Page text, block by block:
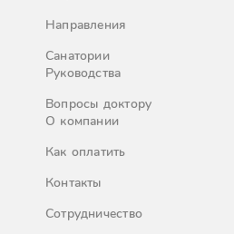
Направления
Санатории
Руководства
Вопросы доктору
О компании
Как оплатить
Контакты
Сотрудничество